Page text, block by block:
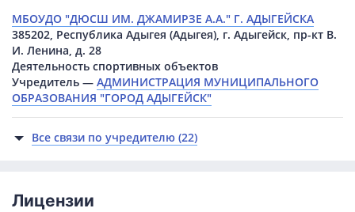
МБОУДО "ДЮСШ ИМ. ДЖАМИРЗЕ А.А." Г. АДЫГЕЙСКА
385202, Республика Адыгея (Адыгея), г. Адыгейск, пр-кт В.
И. Ленина, д. 28
Деятельность спортивных объектов
Учредитель — АДМИНИСТРАЦИЯ МУНИЦИПАЛЬНОГО
ОБРАЗОВАНИЯ "ГОРОД АДЫГЕЙСК"
Все связи по учредителю (22)
Лицензии